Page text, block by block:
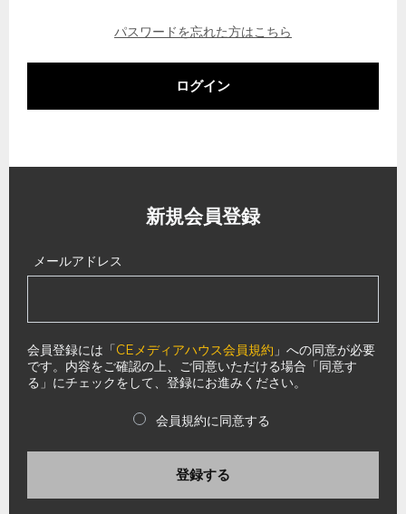
パスワードを忘れた方はこちら
ログイン
新規会員登録
メールアドレス
会員登録には「CEメディアハウス会員規約 」への同意が必要
です。内容をご確認の上、ご同意いただける場合「同意す
る」にチェックをして、登録にお進みください。
会員規約に同意する
登録する